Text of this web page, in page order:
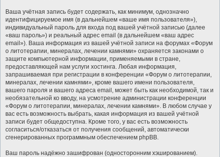
Ваша учётная запись будет содержать, как минимум, однозначно
идентифицируемое имя (в дальнейшем «ваше имя пользователя»),
индивидуальный пароль для входа под вашей учётной записью (далее
«ваш пароль») и реальный адрес email (в дальнейшем «ваш адрес
email»). Ваша информация из вашей учётной записи на форумах «Форум
о литотерапии, минералах, лечении камнями» охраняется законами о
защите компьютерной информации, применяемыми в стране,
предоставляющей нам услуги хостинга. Любая информация,
запрашиваемая при регистрации в конференции «Форум о литотерапии,
минералах, лечении камнями», кроме вашего имени пользователя,
вашего пароля и вашего адреса email, может быть как необходимой, так и
необязательной ко вводу, на усмотрение администрации конференции
«Форум о литотерапии, минералах, лечении камнями». В любом случае у
вас есть возможность выбрать, какая информация из вашей учётной
записи будет общедоступна. Кроме того, у вас есть возможность
согласиться/отказаться от получения сообщений, автоматически
сгенерированных программным обеспечением phpBB.
Ваш пароль надёжно зашифрован (односторонним хэшированием).